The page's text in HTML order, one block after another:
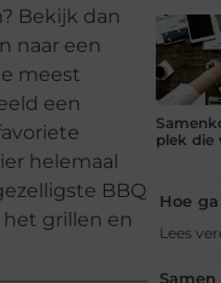
Bekijk dan
naar een
meest
een
helemaal
BBQ
grillen en
plek die
Hoe
Lees